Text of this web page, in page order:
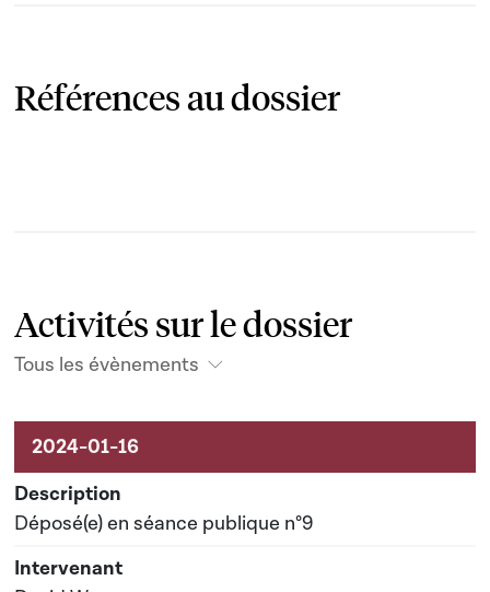
Références au dossier
Activités sur le dossier
Tous les évènements
Activités sur le dossier
Déposé(e) en séance publique n°9